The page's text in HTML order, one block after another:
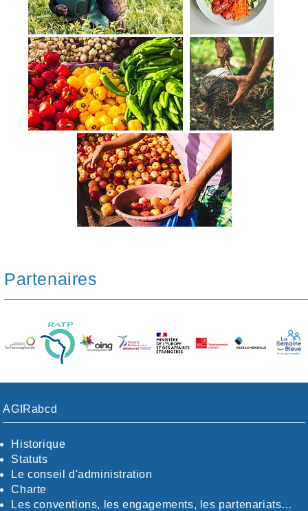
Partenaires
AGIRabcd
Historique
Statuts
Le conseil d'administration
Charte
Les conventions, les engagements, les partenariats…